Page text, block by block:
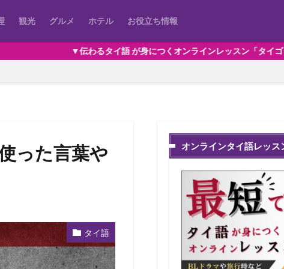
観光 グルメ ホテル お役立ち情報
るタイ語 が身につくオンラインレッスン「タイゴックス」▼
った言葉や
タイ語
オンラインタイ語レッス